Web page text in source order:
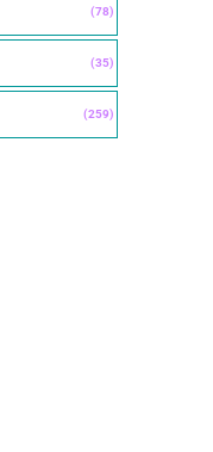
(78)
(35)
(259)